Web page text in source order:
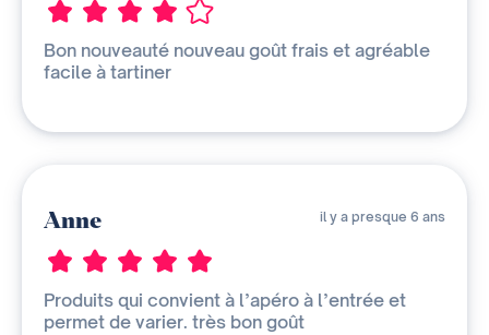
Bon nouveauté nouveau goût frais et agréable
facile à tartiner
Anne il y a presque 6 ans
Produits qui convient à l’apéro à l’entrée et
permet de varier. très bon goût